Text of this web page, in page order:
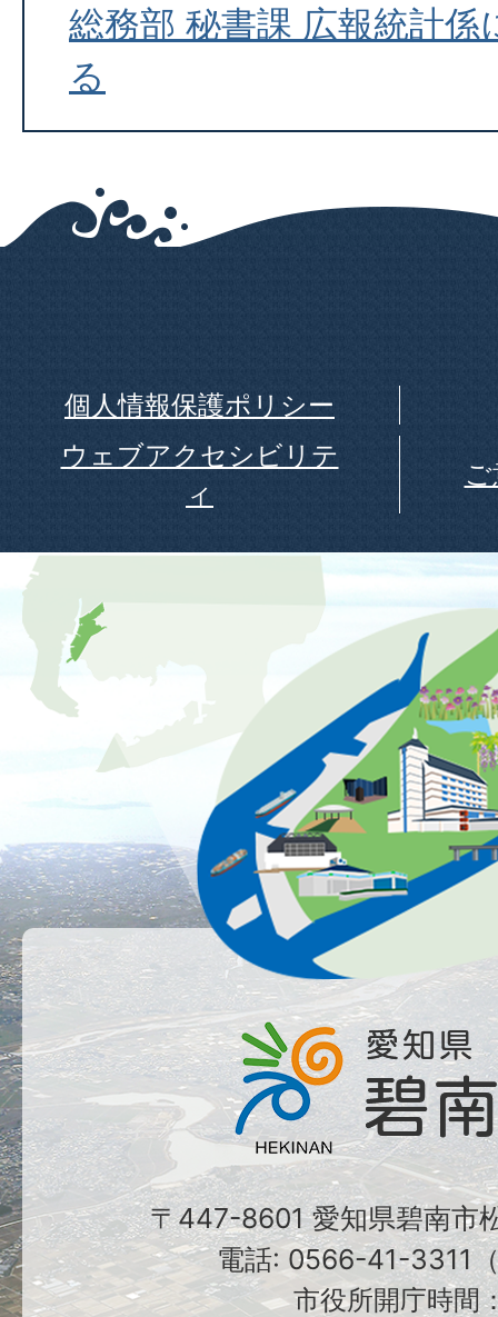
総務部 秘書課 広報統計係
る
個人情報保護ポリシー
ウェブアクセシビリテ
ィ
〒447-8601 愛知県碧南市
電話: 0566-41-3311
市役所開庁時間